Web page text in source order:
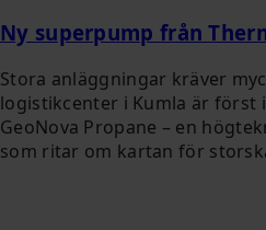
Ny superpump från
Stora anläggningar kräver
logistikcenter i Kumla är först
GeoNova Propane – en
som ritar om kartan för